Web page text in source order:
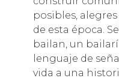
posibles,
de esta época.
bailan, un
lenguaje de
vida a una